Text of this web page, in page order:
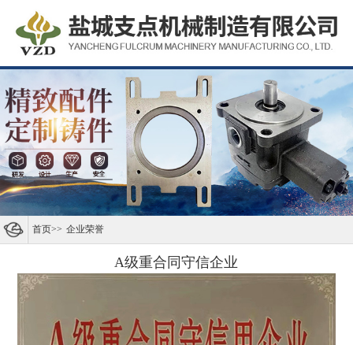
首页>> 企业荣誉
A级重合同守信企业